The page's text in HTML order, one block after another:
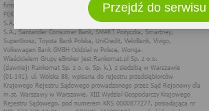
Zakres wykorzystywania plików
określenia w ustawieniach przeglądarki
wprowadzenia zmian ustawień, informacje w
być zapisywane w pamięci Twojego urządzenia.
Administratorem danych pozyskiwanych w
spółka Rankomat.pl Sp. z o.o. (dawniej:
k.) z siedzibą w Warszawie, ul. Wolska 88,
Możesz jako użytkownik w każdym czasie
administratorem pod adresem bok@ebroker.pl,
Przejdź do serwisu